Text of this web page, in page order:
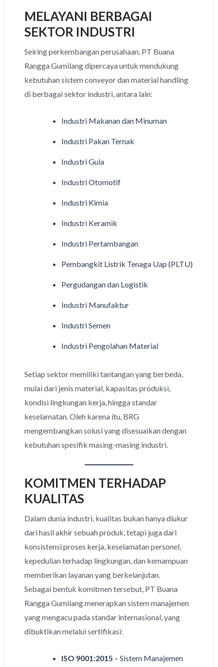
MELAYANI BERBAGAI
SEKTOR INDUSTRI
Seiring perkembangan perusahaan, PT Buana
Rangga Gumilang dipercaya untuk mendukung
kebutuhan sistem conveyor dan material handling
di berbagai sektor industri, antara lain:
Industri Makanan dan Minuman
Industri Pakan Ternak
Industri Gula
Industri Otomotif
Industri Kimia
Industri Keramik
Industri Pertambangan
Pembangkit Listrik Tenaga Uap (PLTU)
Pergudangan dan Logistik
Industri Manufaktur
Industri Semen
Industri Pengolahan Material
Setiap sektor memiliki tantangan yang berbeda,
mulai dari jenis material, kapasitas produksi,
kondisi lingkungan kerja, hingga standar
keselamatan. Oleh karena itu, BRG
mengembangkan solusi yang disesuaikan dengan
kebutuhan spesifik masing-masing industri.
KOMITMEN TERHADAP
KUALITAS
Dalam dunia industri, kualitas bukan hanya diukur
dari hasil akhir sebuah produk, tetapi juga dari
konsistensi proses kerja, keselamatan personel,
kepedulian terhadap lingkungan, dan kemampuan
memberikan layanan yang berkelanjutan.
Sebagai bentuk komitmen tersebut, PT Buana
Rangga Gumilang menerapkan sistem manajemen
yang mengacu pada standar internasional, yang
dibuktikan melalui sertifikasi:
ISO 9001:2015 – Sistem Manajemen